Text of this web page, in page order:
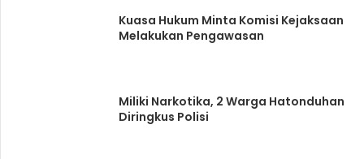
Kuasa Hukum Minta Komisi Kejaksaan
Melakukan Pengawasan
Miliki Narkotika, 2 Warga Hatonduhan
Diringkus Polisi